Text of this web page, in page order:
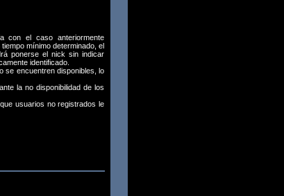
con el caso anteriormente
mínimo determinado, el
ponerse el nick sin indicar
identificado.
se encuentren disponibles, lo
la no disponibilidad de los
usuarios no registrados le